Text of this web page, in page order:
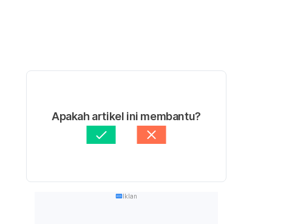
Apakah artikel ini membantu?
Iklan